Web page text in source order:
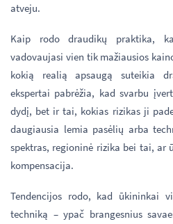
atveju.
Kaip rodo draudikų praktika,
vadovaujasi vien tik mažiausios
kokią realią apsaugą suteikia
ekspertai pabrėžia, kad svarbu
dydį, bet ir tai, kokias rizikas ji
daugiausia lemia pasėlių arba
spektras, regioninė rizika bei tai, ar
kompensacija.
Tendencijos rodo, kad ūkininkai
techniką – ypač brangesnius